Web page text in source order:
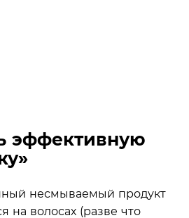
эффективную
несмываемый продукт
на волосах (разве что